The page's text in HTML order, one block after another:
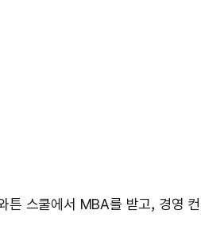
튼 스쿨에서 MBA를 받고, 경영